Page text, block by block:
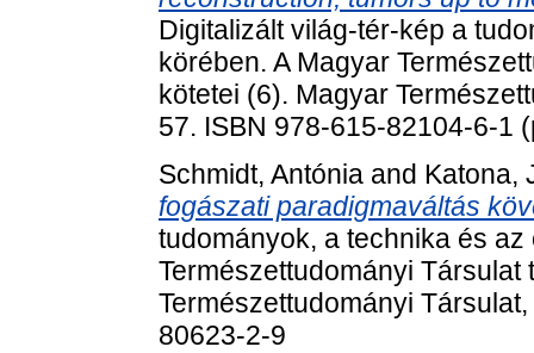
Digitalizált világ-tér-kép a
körében. A Magyar
kötetei (6). Magyar
57. ISBN 978-615-82104-6-1
Schmidt, Antónia and Katona,
fogászati paradigmaváltás
tudományok, a technika és
Természettudományi
Természettudományi
80623-2-9